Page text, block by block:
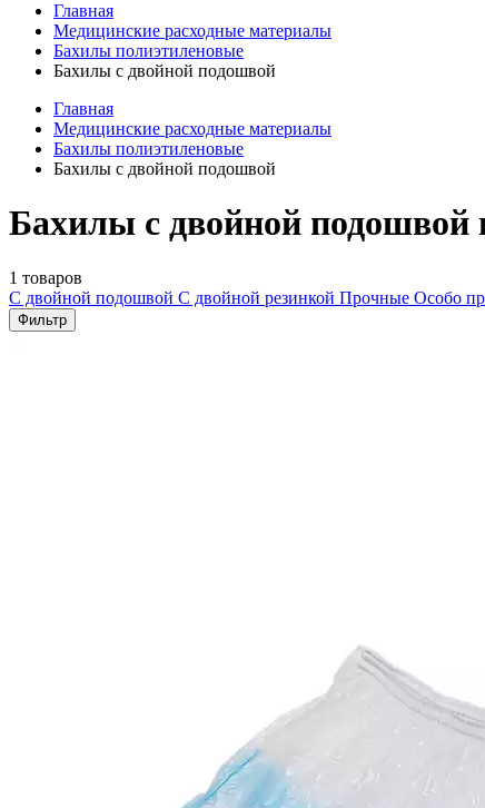
Главная
Медицинские расходные материалы
Бахилы полиэтиленовые
Бахилы с двойной подошвой
Главная
Медицинские расходные материалы
Бахилы полиэтиленовые
Бахилы с двойной подошвой
Бахилы с двойной подошвой
1 товаров
С двойной подошвой С двойной резинкой Прочные Особо
Фильтр